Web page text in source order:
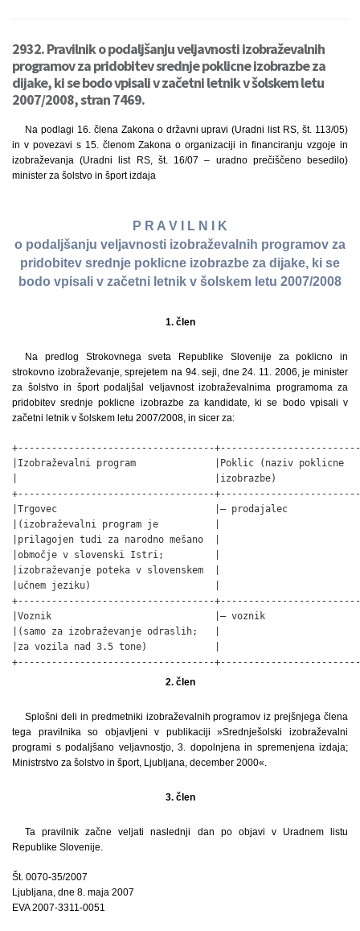
2932. Pravilnik o podaljšanju veljavnosti izobraževalnih
programov za pridobitev srednje poklicne izobrazbe za
dijake, ki se bodo vpisali v začetni letnik v šolskem letu
2007/2008, stran 7469.
Na podlagi 16. člena Zakona o državni upravi (Uradni list RS, št. 113/05)
in v povezavi s 15. členom Zakona o organizaciji in financiranju vzgoje in
izobraževanja (Uradni list RS, št. 16/07 – uradno prečiščeno besedilo)
minister za šolstvo in šport izdaja
P R A V I L N I K
o podaljšanju veljavnosti izobraževalnih programov za
pridobitev srednje poklicne izobrazbe za dijake, ki se
bodo vpisali v začetni letnik v šolskem letu 2007/2008
1. člen
Na predlog Strokovnega sveta Republike Slovenije za poklicno in
strokovno izobraževanje, sprejetem na 94. seji, dne 24. 11. 2006, je minister
za šolstvo in šport podaljšal veljavnost izobraževalnima programoma za
pridobitev srednje poklicne izobrazbe za kandidate, ki se bodo vpisali v
začetni letnik v šolskem letu 2007/2008, in sicer za:
+-----------------------------------
|Izobraževalni program              |Poklic (naziv poklicne
|                                   |izobrazbe)
+-----------------------------------
|Trgovec                            |– prodajalec
|(izobraževalni program je          |
|prilagojen tudi za narodno mešano  |
|območje v slovenski Istri;         |
|izobraževanje poteka v slovenskem  |
|učnem jeziku)                      |
+-----------------------------------
|Voznik                             |– voznik
|(samo za izobraževanje odraslih;   |
|za vozila nad 3.5 tone)            |
+-----------------------------------
2. člen
Splošni deli in predmetniki izobraževalnih programov iz prejšnjega člena
tega pravilnika so objavljeni v publikaciji »Srednješolski izobraževalni
programi s podaljšano veljavnostjo, 3. dopolnjena in spremenjena izdaja;
Ministrstvo za šolstvo in šport, Ljubljana, december 2000«.
3. člen
Ta pravilnik začne veljati naslednji dan po objavi v Uradnem listu
Republike Slovenije.
Št. 0070-35/2007
Ljubljana, dne 8. maja 2007
EVA 2007-3311-0051